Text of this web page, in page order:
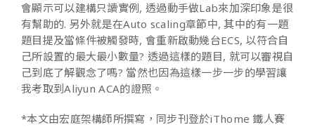
會顯示可以建構只讀實例, 透過動手做Lab來加深印象是很
有幫助的. 另外就是在Auto scaling章節中, 其中的有一題
題目提及當條件被觸發時, 會重新啟動幾台ECS, 以符合自
己所設置的最大最小數量? 透過這樣的題目, 就可以審視自
己到底了解觀念了嗎? 當然也因為這樣一步一步的學習讓
我考取到Aliyun ACA的證照。
*本文由宏庭架構師所撰寫，同步刊登於iThome 鐵人賽